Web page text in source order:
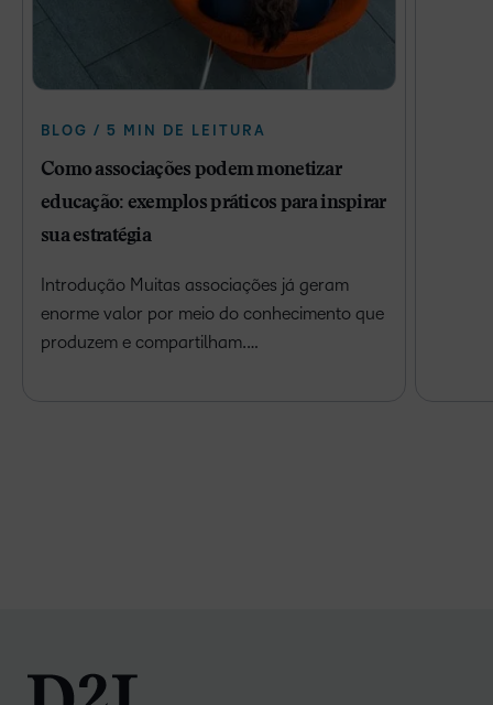
BLOG / 5 MIN DE LEITURA
Como associações podem monetizar
educação: exemplos práticos para inspirar
sua estratégia
Introdução Muitas associações já geram
enorme valor por meio do conhecimento que
produzem e compartilham.…